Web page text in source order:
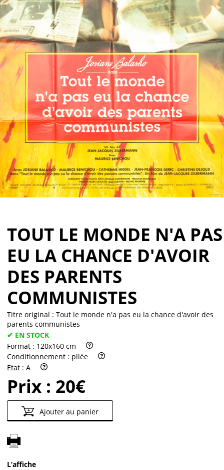
Vendre
TOUT LE MONDE N'A PAS
EU LA CHANCE D'AVOIR
DES PARENTS
COMMUNISTES
Titre original : Tout le monde n'a pas eu la chance d'avoir des
parents communistes
✔ EN STOCK
Format : 120x160 cm
Conditionnement : pliée
Etat : A
Prix : 20€
Ajouter au panier
L’affiche